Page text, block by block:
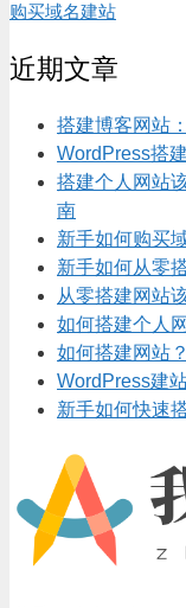
购买域名建站
近期文章
搭建博客网站
WordPress搭
搭建个人网站
南
新手如何购买
新手如何从零
从零搭建网站
如何搭建个人
如何搭建网站
WordPress建
新手如何快速